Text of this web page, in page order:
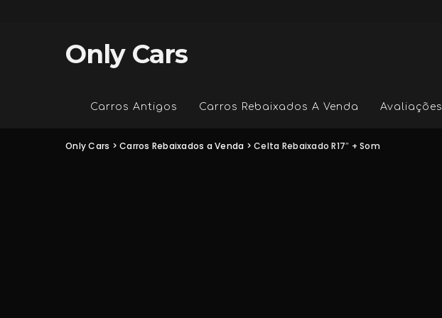
Only Cars
Carros Antigos Carros Rebaixados A Venda Avaliações
Only Cars >Carros Rebaixados a Venda >Celta Rebaixado R17″ + Som